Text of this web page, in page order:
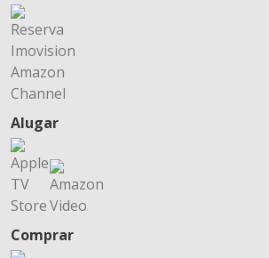
Alugar
Comprar